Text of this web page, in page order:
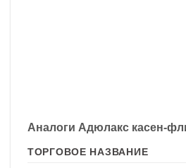
Аналоги Адюлакс касен-
ТОРГОВОЕ НАЗВАНИЕ